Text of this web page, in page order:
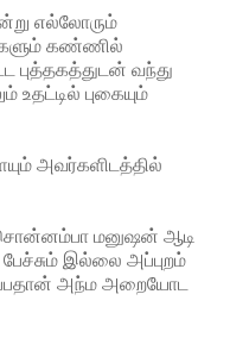
எல்லோரும்
கண்ணில்
புத்தகத்துடன் வந்து
உதட்டில் புகையும்
அவர்களிடத்தில்
மனுஷன் ஆடி
பேச்சும் இல்லை அப்புறம்
அந்ம அறையோட